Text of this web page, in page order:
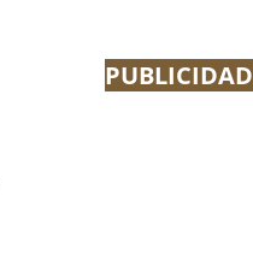
PUBLICIDAD